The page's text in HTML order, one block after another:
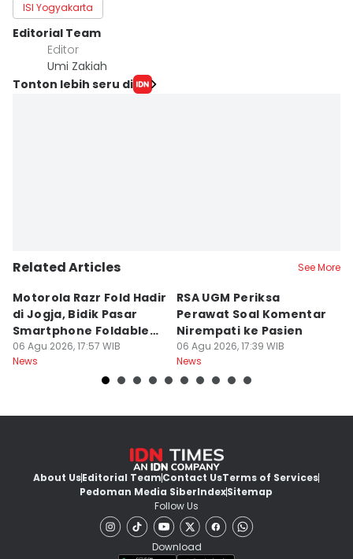
ISI Yogyakarta
Editorial Team
Editor
Umi Zakiah
Tonton lebih seru di
Related Articles See More
Motorola Razr Fold Hadir
di Jogja, Bidik Pasar
Smartphone Foldable
Premium
06 Agu 2026, 17:57 WIB
News
RSA UGM Periksa
Perawat Soal Komentar
Nirempati ke Pasien
06 Agu 2026, 17:39 WIB
News
About UsEditorial TeamContact UsTerms of Services
Pedoman Media SiberIndexSitemap
Follow Us
Download